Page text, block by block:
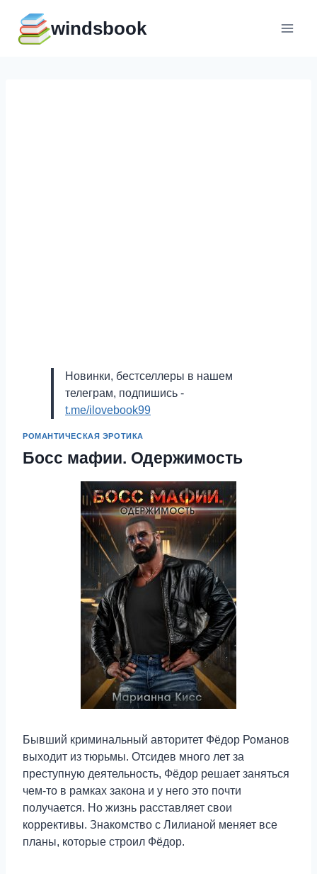
содержимому
windsbook
Новинки, бестселлеры в нашем
телеграм, подпишись -
t.me/ilovebook99
РОМАНТИЧЕСКАЯ ЭРОТИКА
Босс мафии. Одержимость
Бывший криминальный авторитет Фёдор Романов
выходит из тюрьмы. Отсидев много лет за
преступную деятельность, Фёдор решает заняться
чем-то в рамках закона и у него это почти
получается. Но жизнь расставляет свои
коррективы. Знакомство с Лилианой меняет все
планы, которые строил Фёдор.